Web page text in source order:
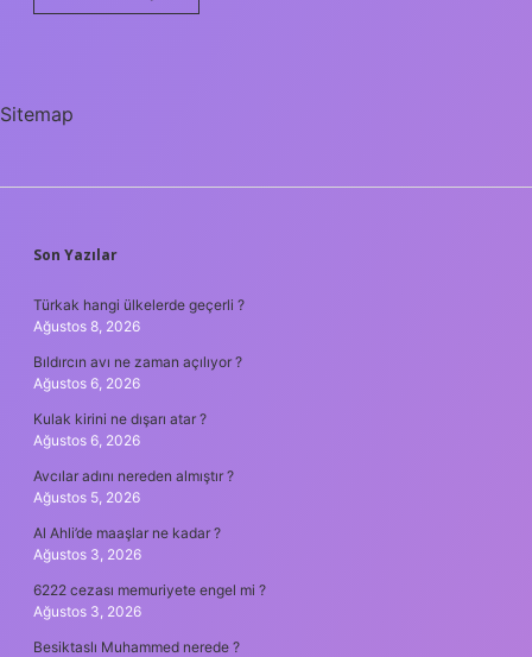
hangi
Sitemap
SIDEBAR
Son Yazılar
Türkak hangi ülkelerde geçerli ?
Ağustos 8, 2026
Bıldırcın avı ne zaman açılıyor ?
Ağustos 6, 2026
Kulak kirini ne dışarı atar ?
Ağustos 6, 2026
Avcılar adını nereden almıştır ?
Ağustos 5, 2026
Al Ahli’de maaşlar ne kadar ?
Ağustos 3, 2026
6222 cezası memuriyete engel mi ?
Ağustos 3, 2026
Besiktaslı Muhammed nerede ?